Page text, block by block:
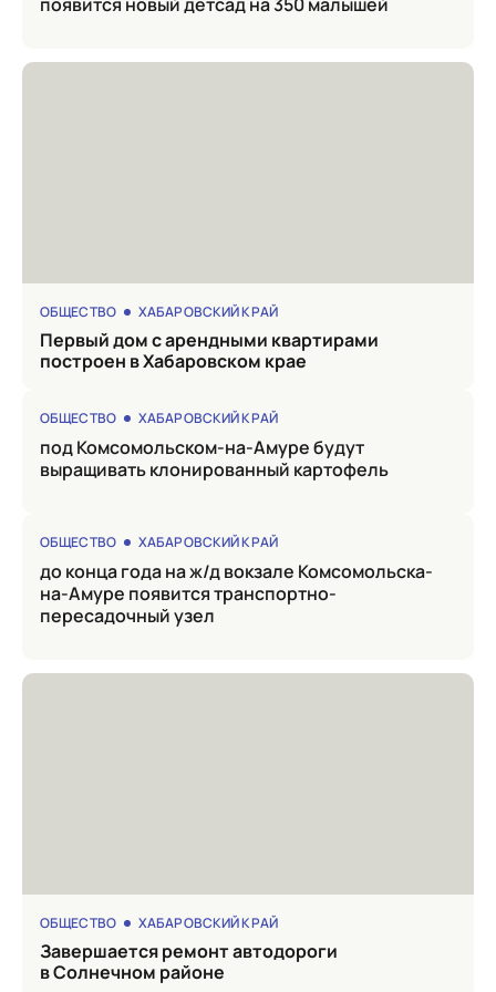
ОБЩЕСТВО ХАБАРОВСКИЙ КРАЙ
Первый дом с арендными квартирами
построен в Хабаровском крае
ОБЩЕСТВО ХАБАРОВСКИЙ КРАЙ
под Комсомольском-на-Амуре будут
выращивать клонированный картофель
ОБЩЕСТВО ХАБАРОВСКИЙ КРАЙ
до конца года на ж/д вокзале Комсомольска-
на-Амуре появится транспортно-
пересадочный узел
ОБЩЕСТВО ХАБАРОВСКИЙ КРАЙ
Завершается ремонт автодороги
в Солнечном районе